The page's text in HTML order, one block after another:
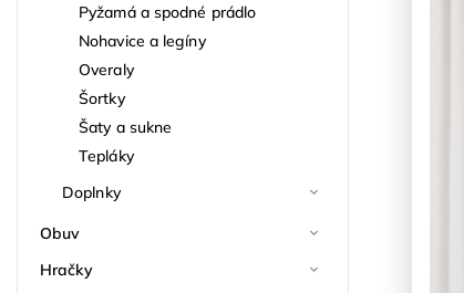
Pyžamá a spodné prádlo
Nohavice a legíny
Overaly
Šortky
Šaty a sukne
Tepláky
Doplnky
Obuv
Hračky